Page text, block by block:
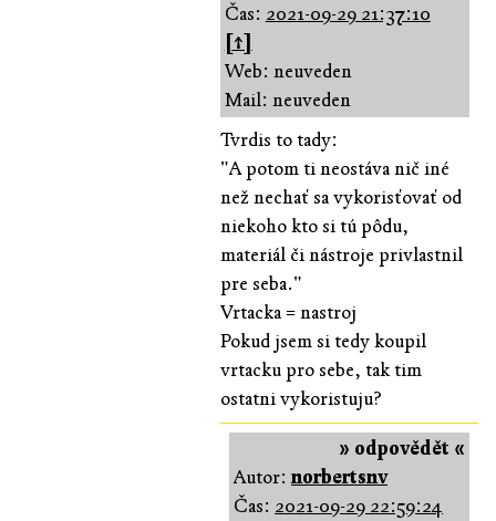
Čas: 2021-09-29 21:37:10
[↑]
Web: neuveden
Mail: neuveden
Tvrdis to tady:
"A potom ti neostáva nič iné
než nechať sa vykorisťovať od
niekoho kto si tú pôdu,
materiál či nástroje privlastnil
pre seba."
Vrtacka = nastroj
Pokud jsem si tedy koupil
vrtacku pro sebe, tak tim
ostatni vykoristuju?
» odpovědět «
Autor:norbertsnv
Čas: 2021-09-29 22:59:24